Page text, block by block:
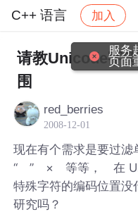
C++ 语言 加入
社区 C++ 语言
请教Unicode字
围
red_berries
2008-12-01
现在有个需求是要过滤
“ ” × 等等， 在
特殊字符的编码位置
研究吗？
服务
页面